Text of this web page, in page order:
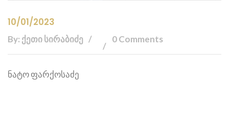
10/01/2023
By: ქეთი სირაბიძე 0 Comments
ნატო ფარქოსაძე